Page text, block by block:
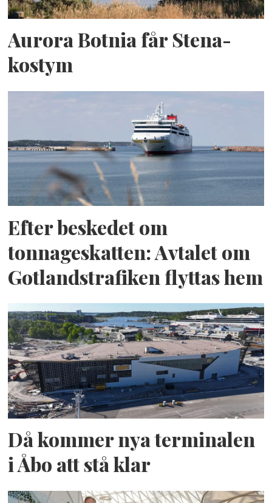
Aurora Botnia får Stena-
kostym
Efter beskedet om
tonnageskatten: Avtalet om
Gotlandstrafiken flyttas hem
Då kommer nya terminalen
i Åbo att stå klar